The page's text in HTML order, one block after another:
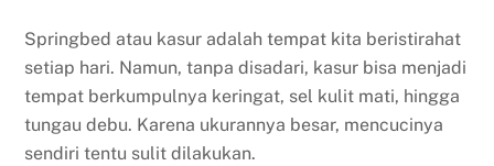
Springbed atau kasur adalah tempat kita beristirahat
setiap hari. Namun, tanpa disadari, kasur bisa menjadi
tempat berkumpulnya keringat, sel kulit mati, hingga
tungau debu. Karena ukurannya besar, mencucinya
sendiri tentu sulit dilakukan.